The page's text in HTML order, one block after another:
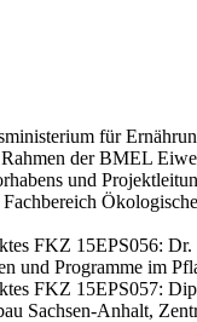
für
der BMEL
und
FKZ 15EPS056:
und Programme im
FKZ 15EPS057:
Sachsen-Anhalt,